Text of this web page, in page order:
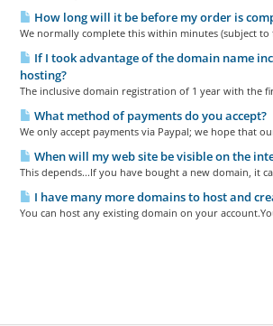
How long will it be before my order is
We normally complete this within minutes (subject
If I took advantage of the domain name
hosting?
The inclusive domain registration of 1 year with the
What method of payments do you accept?
We only accept payments via Paypal; we hope that
When will my web site be visible on the
This depends...If you have bought a new domain, it
I have many more domains to host and
You can host any existing domain on your